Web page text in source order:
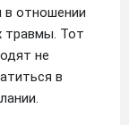
в отношении
травмы. Тот
не
в